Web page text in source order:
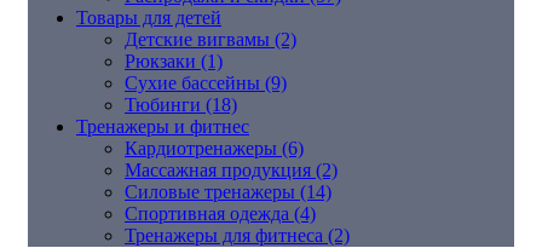
Товары для детей
Детские вигвамы (2)
Рюкзаки (1)
Сухие бассейны (9)
Тюбинги (18)
Тренажеры и фитнес
Кардиотренажеры (6)
Массажная продукция (2)
Силовые тренажеры (14)
Спортивная одежда (4)
Тренажеры для фитнеса (2)